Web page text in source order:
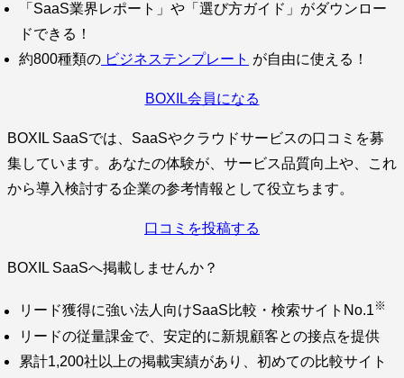
「SaaS業界レポート」や「選び方ガイド」がダウンロー
ドできる！
約800種類の ビジネステンプレート が自由に使える！
BOXIL会員になる
BOXIL SaaSでは、SaaSやクラウドサービスの口コミを募
集しています。あなたの体験が、サービス品質向上や、これ
から導入検討する企業の参考情報として役立ちます。
口コミを投稿する
BOXIL SaaSへ掲載しませんか？
リード獲得に強い法人向けSaaS比較・検索サイトNo.1※
リードの従量課金で、安定的に新規顧客との接点を提供
累計1,200社以上の掲載実績があり、初めての比較サイト